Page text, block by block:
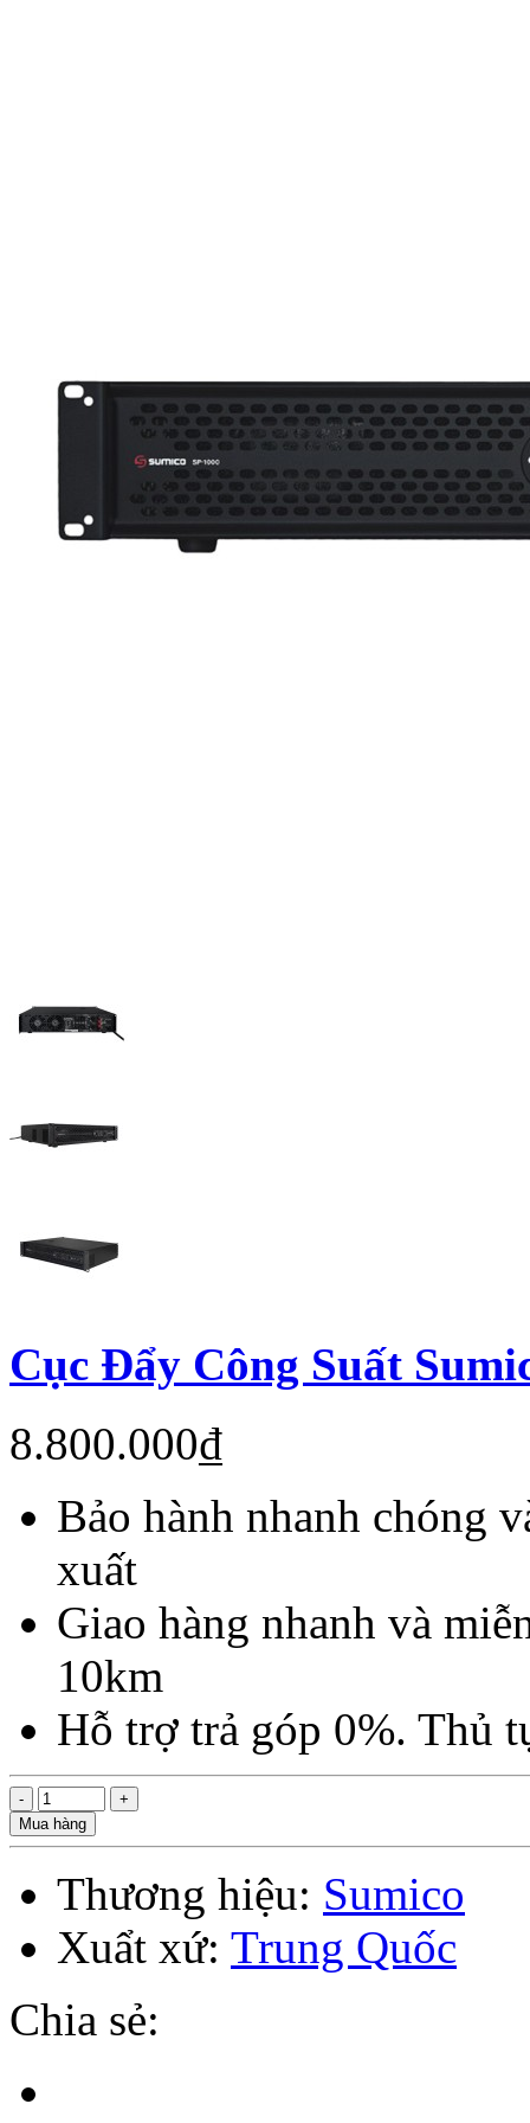
Cục Đẩy Công Suất
8.800.000₫
Bảo hành nhanh chóng
xuất
Giao hàng nhanh và
10km
Hỗ trợ trả góp 0%. Thủ
Mua hàng
Thương hiệu: Sumico
Xuẩt xứ: Trung Quốc
Chia sẻ: